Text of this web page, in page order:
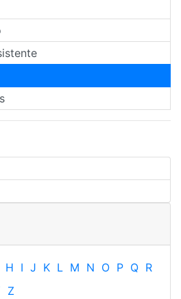
H I J K L M N O P Q R
Z